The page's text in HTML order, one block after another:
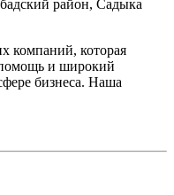
район, Садыка
компаний, которая
и широкий
бизнеса. Наша